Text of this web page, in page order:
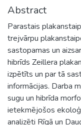
Abstract
Parastais
trejvārpu
sastopamas un
hibrīds Zeillera
izpētīts un par tā
informācijas. Darba
sugu un hibrīda
ietekmējošos
analizēti Rīgā un